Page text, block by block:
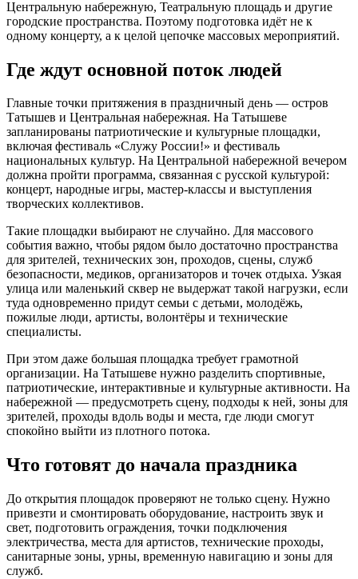
Центральную набережную, Театральную площадь и другие
городские пространства. Поэтому подготовка идёт не к
одному концерту, а к целой цепочке массовых мероприятий.
Где ждут основной поток людей
Главные точки притяжения в праздничный день — остров
Татышев и Центральная набережная. На Татышеве
запланированы патриотические и культурные площадки,
включая фестиваль «Служу России!» и фестиваль
национальных культур. На Центральной набережной вечером
должна пройти программа, связанная с русской культурой:
концерт, народные игры, мастер-классы и выступления
творческих коллективов.
Такие площадки выбирают не случайно. Для массового
события важно, чтобы рядом было достаточно пространства
для зрителей, технических зон, проходов, сцены, служб
безопасности, медиков, организаторов и точек отдыха. Узкая
улица или маленький сквер не выдержат такой нагрузки, если
туда одновременно придут семьи с детьми, молодёжь,
пожилые люди, артисты, волонтёры и технические
специалисты.
При этом даже большая площадка требует грамотной
организации. На Татышеве нужно разделить спортивные,
патриотические, интерактивные и культурные активности. На
набережной — предусмотреть сцену, подходы к ней, зоны для
зрителей, проходы вдоль воды и места, где люди смогут
спокойно выйти из плотного потока.
Что готовят до начала праздника
До открытия площадок проверяют не только сцену. Нужно
привезти и смонтировать оборудование, настроить звук и
свет, подготовить ограждения, точки подключения
электричества, места для артистов, технические проходы,
санитарные зоны, урны, временную навигацию и зоны для
служб.